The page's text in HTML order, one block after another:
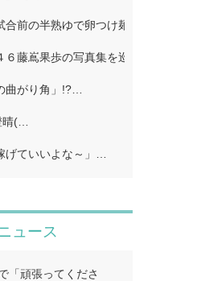
合前の半熟ゆで卵つけ麺披露「たっ
６藤嶌果歩の写真集を巡り声明発表
曲がり角」!?…
(…
げていいよな～」…
ュース
「頑張ってくださ